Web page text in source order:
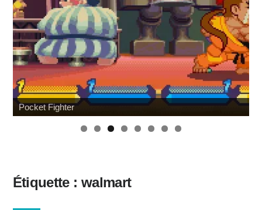
Pocket Fighter
Étiquette : walmart